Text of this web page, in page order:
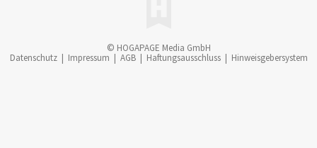
© HOGAPAGE Media GmbH
Datenschutz | Impressum | AGB | Haftungsausschluss | Hinweisgebersystem